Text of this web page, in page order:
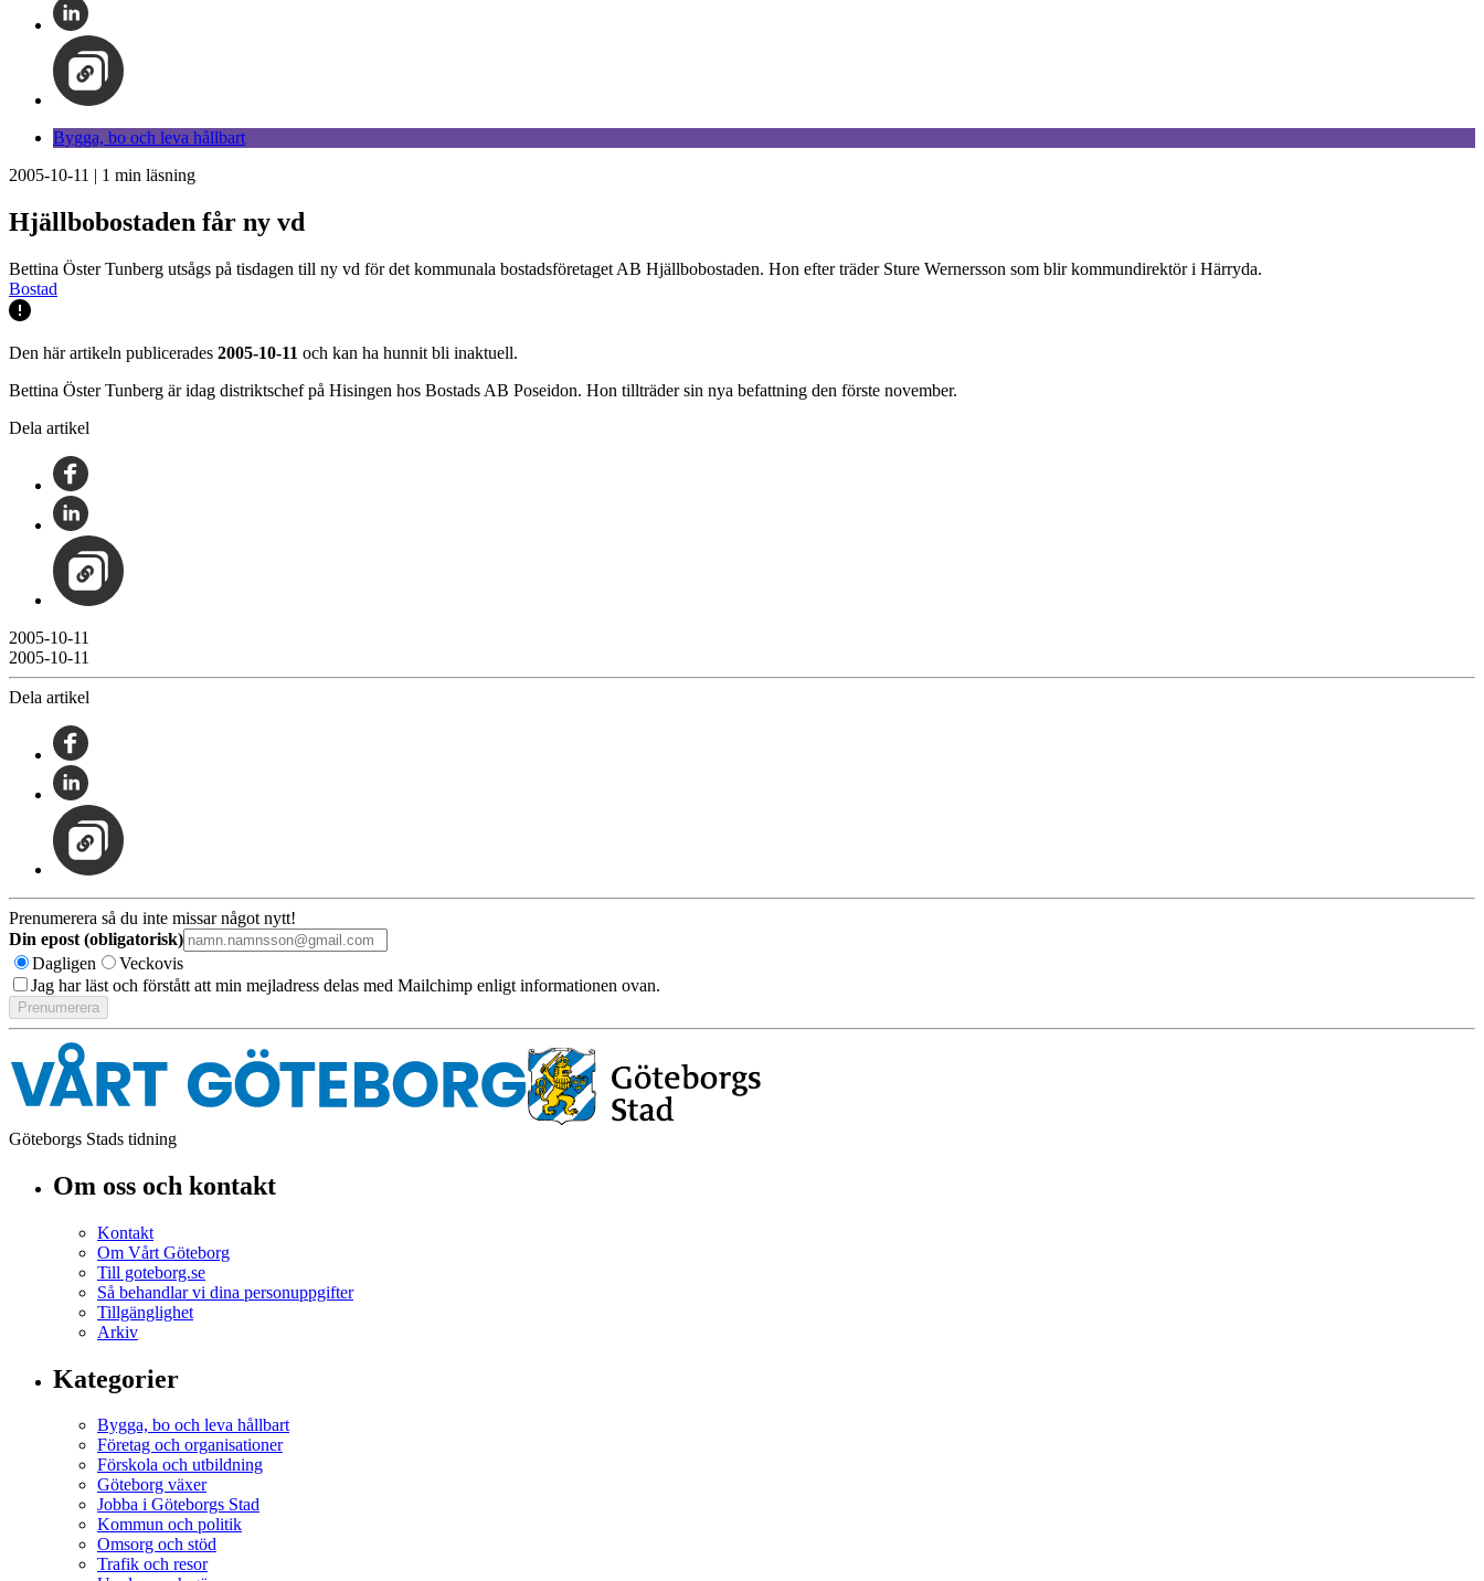
Bygga, bo och leva hållbart
2005-10-11 | 1 min läsning
Hjällbobostaden får ny vd
Bettina Öster Tunberg utsågs på tisdagen till ny vd för det kommunala bostadsföretaget AB Hjällbobostaden. Hon efter träder Sture Wernersson som blir kommundirektör i Härryda.
Bostad
Den här artikeln publicerades 2005-10-11 och kan ha hunnit bli inaktuell.
Bettina Öster Tunberg är idag distriktschef på Hisingen hos Bostads AB Poseidon. Hon tillträder sin nya befattning den förste november.
Dela artikel
2005-10-11
2005-10-11
Dela artikel
Prenumerera så du inte missar något nytt!
Din epost (obligatorisk)
Dagligen
Veckovis
Jag har läst och förstått att min mejladress delas med Mailchimp enligt informationen ovan.
Göteborgs Stads tidning
Om oss och kontakt
Kontakt
Om Vårt Göteborg
Till goteborg.se
Så behandlar vi dina personuppgifter
Tillgänglighet
Arkiv
Kategorier
Bygga, bo och leva hållbart
Företag och organisationer
Förskola och utbildning
Göteborg växer
Jobba i Göteborgs Stad
Kommun och politik
Omsorg och stöd
Trafik och resor